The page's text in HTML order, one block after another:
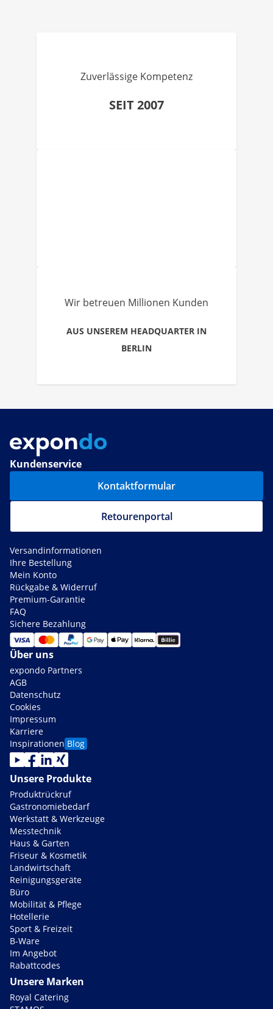
Zuverlässige Kompetenz
SEIT 2007
Wir betreuen Millionen Kunden
AUS UNSEREM HEADQUARTER IN
BERLIN
Kundenservice
Kontaktformular
Retourenportal
Versandinformationen
Ihre Bestellung
Mein Konto
Rückgabe & Widerruf
Premium-Garantie
FAQ
Sichere Bezahlung
Über uns
expondo Partners
AGB
Datenschutz
Cookies
Impressum
Karriere
Inspirationen Blog
Unsere Produkte
Produktrückruf
Gastronomiebedarf
Werkstatt & Werkzeuge
Messtechnik
Haus & Garten
Friseur & Kosmetik
Landwirtschaft
Reinigungsgeräte
Büro
Mobilität & Pflege
Hotellerie
Sport & Freizeit
B-Ware
Im Angebot
Rabattcodes
Unsere Marken
Royal Catering